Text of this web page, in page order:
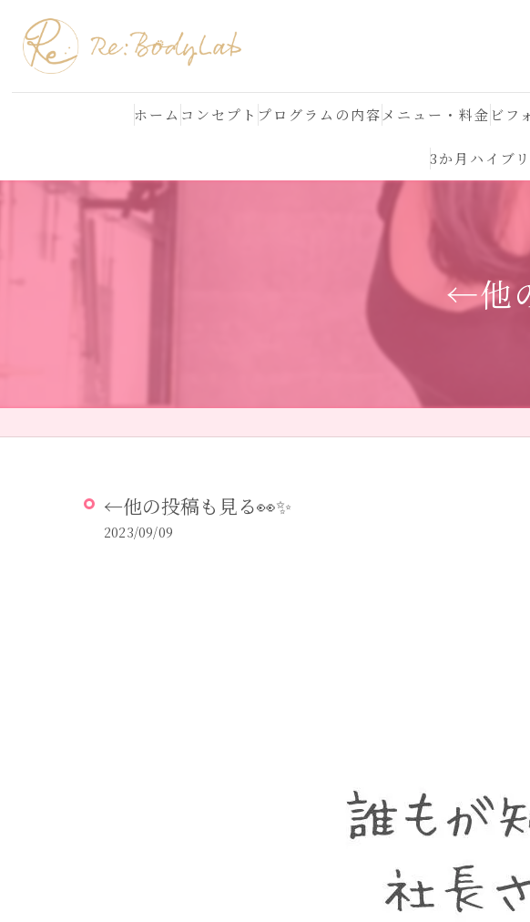
ホーム コンセプト プログラムの内容
結果が出る理由
メニュー・料金 ビフ
3か月ハイブ
←他
←他の投稿も見る👀✨
2023/09/09